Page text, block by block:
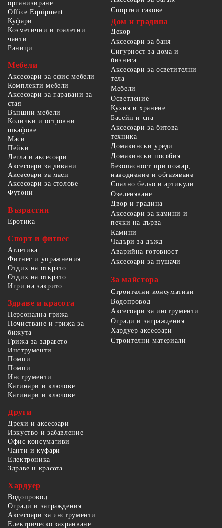
организиране
Office Equipment
Спортни сакове
Куфари
Козметични и тоалетни
чанти
Раници
Мебели
Аксесоари за офис мебели
Комплекти мебели
Аксесоари за паравани за
стая
Външни мебели
Колички и островни
шкафове
Маси
Пейки
Легла и аксесоари
Аксесоари за дивани
Аксесоари за маси
Аксесоари за столове
Футони
Възрастни
Еротика
Спорт и фитнес
Атлетика
Фитнес и упражнения
Отдих на открито
Отдих на открито
Игри на закрито
Здраве и красота
Персонална грижа
Почистване и грижа за
бижута
Грижа за здравето
Дом и градина
Декор
Аксесоари за баня
Сигурност за дома и
бизнеса
Аксесоари за осветителни
тела
Мебели
Осветление
Кухня и хранене
Басейн и спа
Аксесоари за битова
техника
Домакински уреди
Домакински пособия
Безопасност при пожар,
наводнение и обгазяване
Спално бельо и артикули
Озеленяване
Двор и градина
Аксесоари за камини и
печки на дърва
Камини
Чадъри за дъжд
Аварийна готовност
Аксесоари за пушачи
За майстора
Строителни консумативи
Водопровод
Аксесоари за инструменти
Огради и заграждения
Хардуер аксесоари
Строителни материали
Инструменти
Помпи
Помпи
Инструменти
Катинари и ключове
Катинари и ключове
Други
Дрехи и аксесоари
Изкуство и забавление
Офис консумативи
Чанти и куфари
Електроника
Здраве и красота
Хардуер
Водопровод
Огради и заграждения
Аксесоари за инструменти
Електрическо захранване